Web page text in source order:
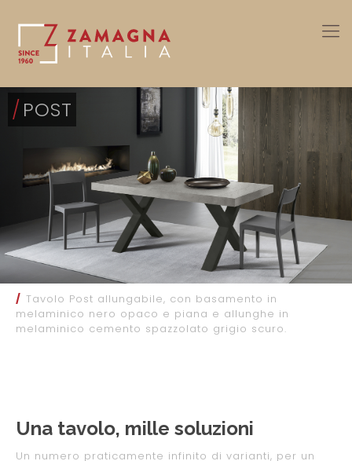
/ POST
/ Tavolo Post allungabile, con basamento in
melaminico nero opaco e piana e allunghe in
melaminico cemento spazzolato grigio scuro.
Una tavolo, mille soluzioni
Un numero praticamente infinito di varianti, per un